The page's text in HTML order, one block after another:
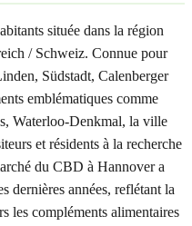
située dans la région
/ Schweiz. Connue pour
Südstadt, Calenberger
emblématiques comme
Waterloo-Denkmal, la ville
et résidents à la recherche
du CBD à Hannover a
dernières années, reflétant la
les compléments alimentaires